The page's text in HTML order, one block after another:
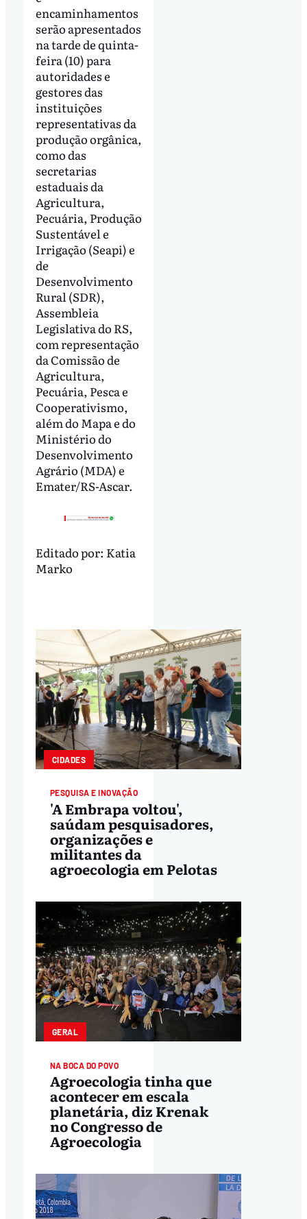
encaminhamentos
serão apresentados
na tarde de quinta-
feira (10) para
autoridades e
gestores das
instituições
representativas da
produção orgânica,
como das
secretarias
estaduais da
Agricultura,
Pecuária, Produção
Sustentável e
Irrigação (Seapi) e
de
Desenvolvimento
Rural (SDR),
Assembleia
Legislativa do RS,
com representação
da Comissão de
Agricultura,
Pecuária, Pesca e
Cooperativismo,
além do Mapa e do
Ministério do
Desenvolvimento
Agrário (MDA) e
Emater/RS-Ascar.
Editado por: Katia
Marko
CIDADES
PESQUISA E INOVAÇÃO
'A Embrapa voltou',
saúdam pesquisadores,
organizações e
militantes da
agroecologia em Pelotas
GERAL
NA BOCA DO POVO
Agroecologia tinha que
acontecer em escala
planetária, diz Krenak
no Congresso de
Agroecologia